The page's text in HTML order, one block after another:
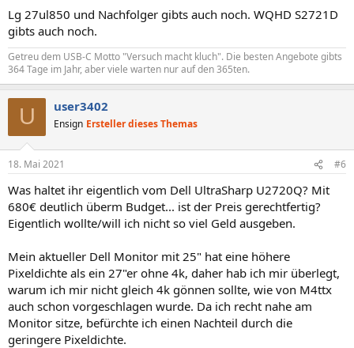
Lg 27ul850 und Nachfolger gibts auch noch. WQHD S2721D
gibts auch noch.
Getreu dem USB-C Motto "Versuch macht kluch". Die besten Angebote gibts
364 Tage im Jahr, aber viele warten nur auf den 365ten.
U user3402
Ensign Ersteller dieses Themas
18. Mai 2021 #6
Was haltet ihr eigentlich vom Dell UltraSharp U2720Q? Mit
680€ deutlich überm Budget... ist der Preis gerechtfertig?
Eigentlich wollte/will ich nicht so viel Geld ausgeben.
Mein aktueller Dell Monitor mit 25" hat eine höhere
Pixeldichte als ein 27"er ohne 4k, daher hab ich mir überlegt,
warum ich mir nicht gleich 4k gönnen sollte, wie von M4ttx
auch schon vorgeschlagen wurde. Da ich recht nahe am
Monitor sitze, befürchte ich einen Nachteil durch die
geringere Pixeldichte.